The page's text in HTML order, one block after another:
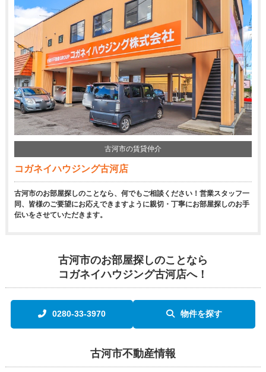
古河市の賃貸仲介
コガネイハウジング古河店
古河市のお部屋探しのことなら、何でもご相談ください！営業スタッフ一
同、皆様のご要望にお応えできますように親切・丁寧にお部屋探しのお手
伝いをさせていただきます。
古河市のお部屋探しのことなら
コガネイハウジング古河店へ！
0280-33-3970 物件を探す
古河市不動産情報